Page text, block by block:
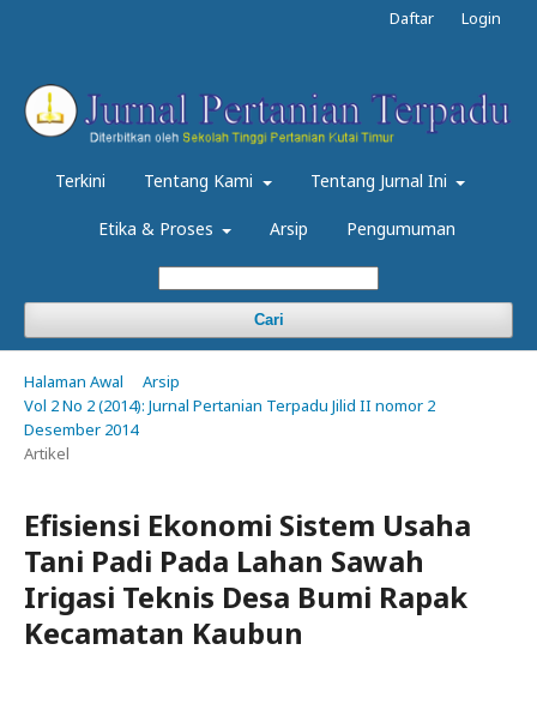
Terkini Tentang Kami Tentang Jurnal Ini
Etika & Proses Arsip Pengumuman
Cari
Daftar Login
Halaman Awal
Arsip
Vol 2 No 2 (2014): Jurnal Pertanian Terpadu Jilid II nomor 2
Desember 2014
Artikel
Efisiensi Ekonomi Sistem Usaha
Tani Padi Pada Lahan Sawah
Irigasi Teknis Desa Bumi Rapak
Kecamatan Kaubun